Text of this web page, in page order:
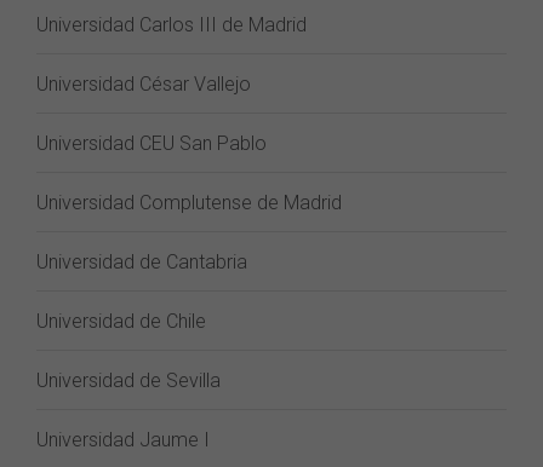
Universidad Carlos III de Madrid
Universidad César Vallejo
Universidad CEU San Pablo
Universidad Complutense de Madrid
Universidad de Cantabria
Universidad de Chile
Universidad de Sevilla
Universidad Jaume I